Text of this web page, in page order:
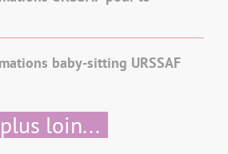
baby-sitting URSSAF
loin...